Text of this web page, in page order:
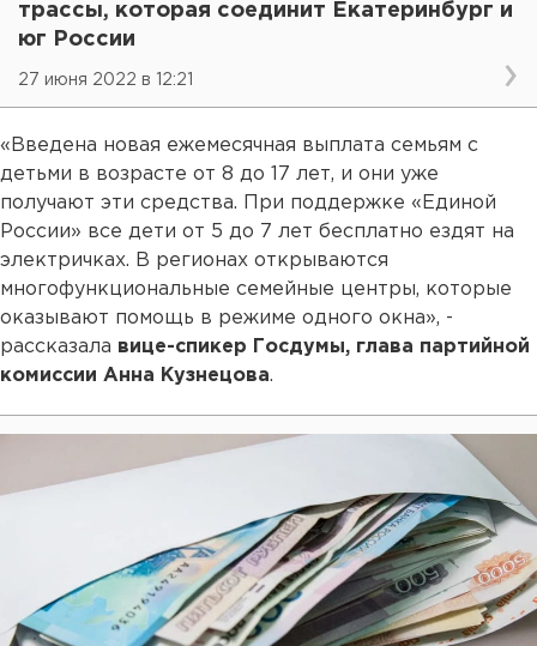
трассы, которая соединит Екатеринбург и
юг России
27 июня 2022 в 12:21
«Введена новая ежемесячная выплата семьям с
детьми в возрасте от 8 до 17 лет, и они уже
получают эти средства. При поддержке «Единой
России» все дети от 5 до 7 лет бесплатно ездят на
электричках. В регионах открываются
многофункциональные семейные центры, которые
оказывают помощь в режиме одного окна», -
рассказала вице-спикер Госдумы, глава партийной
комиссии Анна Кузнецова.